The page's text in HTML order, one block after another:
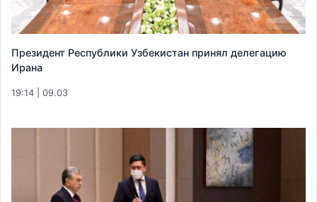
Президент Республики Узбекистан принял делегацию
Ирана
19:14 | 09.03